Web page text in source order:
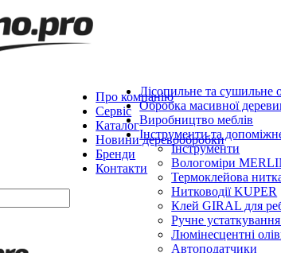
Про компанію
Сервіс
Каталог
Новини деревообробки
Бренди
Контакти
Лісопильне та сушильне
Обробка масивної
Виробництво меблів
Інструменти та
Інструменти
Вологоміри
Термоклейова
Нитководії KUPER
Клей GIRAL для
Ручне
Люмінесцентні
Автоподатчики